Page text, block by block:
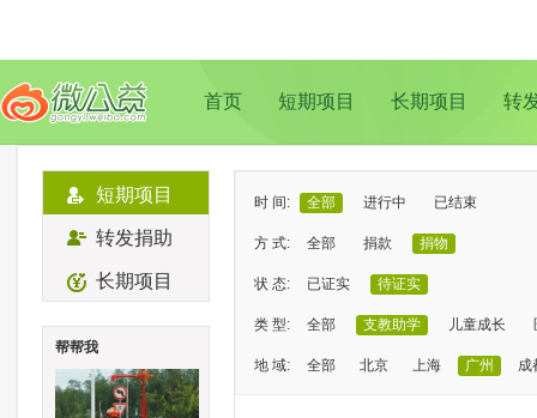
首页 短期项目 长期项目 转
短期项目
转发捐助
长期项目
帮帮我
时 间: 全部 进行中 已结束
方 式: 全部 捐款 捐物
状 态: 已证实 待证实
类 型: 全部 支教助学 儿童成长
地 域: 全部 北京 上海 广州 成